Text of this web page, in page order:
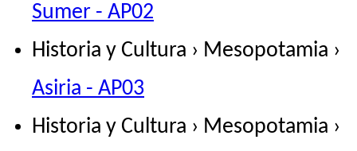
Sumer - AP02
Historia y Cultura › Mesopotamia ›
Asiria - AP03
Historia y Cultura › Mesopotamia ›